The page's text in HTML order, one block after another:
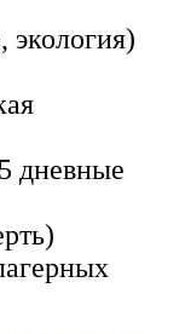
экология)
дневные